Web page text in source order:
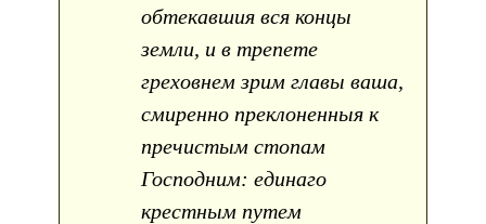
обтекавшия вся концы
земли, и в трепете
греховнем зрим главы ваша,
смиренно преклоненныя к
пречистым стопам
Господним: единаго
крестным путем